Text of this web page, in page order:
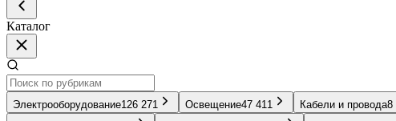
Каталог
Электрооборудование126 271 Освещение47 411 Кабели и провода8